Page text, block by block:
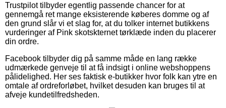
Trustpilot tilbyder egentlig passende chancer for at
gennemgå ret mange eksisterende køberes domme og af
den grund slår vi et slag for, at du tolker internet butikkens
vurderinger af Pink skotskternet tørklæde inden du placerer
din ordre.
Facebook tilbyder dig på samme måde en lang række
udmærkede genveje til at få indsigt i online webshoppens
pålidelighed. Her ses faktisk e-butikker hvor folk kan ytre en
omtale af ordreforløbet, hvilket desuden kan bruges til at
afveje kundetilfredsheden.